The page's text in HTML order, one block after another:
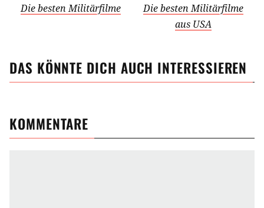
Die besten Militärfilme
Die besten Militärfilme
aus USA
DAS KÖNNTE DICH AUCH INTERESSIEREN
KOMMENTARE